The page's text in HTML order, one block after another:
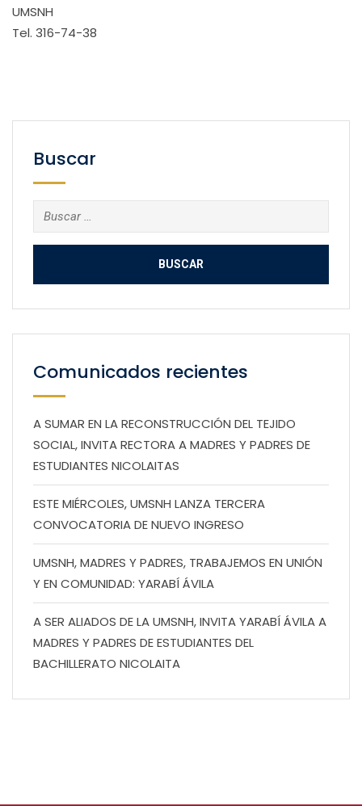
UMSNH
Tel. 316-74-38
Buscar
Buscar:
Comunicados recientes
A SUMAR EN LA RECONSTRUCCIÓN DEL TEJIDO
SOCIAL, INVITA RECTORA A MADRES Y PADRES DE
ESTUDIANTES NICOLAITAS
ESTE MIÉRCOLES, UMSNH LANZA TERCERA
CONVOCATORIA DE NUEVO INGRESO
UMSNH, MADRES Y PADRES, TRABAJEMOS EN UNIÓN
Y EN COMUNIDAD: YARABÍ ÁVILA
A SER ALIADOS DE LA UMSNH, INVITA YARABÍ ÁVILA A
MADRES Y PADRES DE ESTUDIANTES DEL
BACHILLERATO NICOLAITA